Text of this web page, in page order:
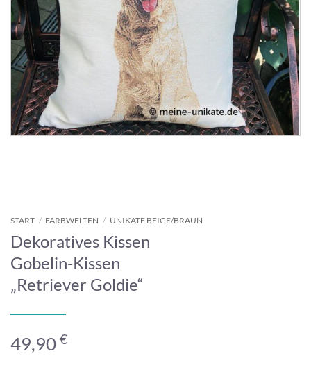
START / FARBWELTEN / UNIKATE BEIGE/BRAUN
Dekoratives Kissen
Gobelin-Kissen
„Retriever Goldie“
49,90 €